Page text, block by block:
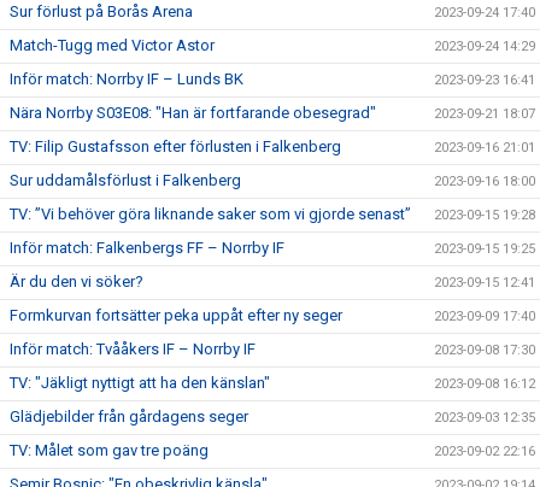
Sur förlust på Borås Arena 2023-09-24 17:40
Match-Tugg med Victor Astor 2023-09-24 14:29
Inför match: Norrby IF – Lunds BK 2023-09-23 16:41
Nära Norrby S03E08: "Han är fortfarande obesegrad" 2023-09-21 18:07
TV: Filip Gustafsson efter förlusten i Falkenberg 2023-09-16 21:01
Sur uddamålsförlust i Falkenberg 2023-09-16 18:00
TV: ”Vi behöver göra liknande saker som vi gjorde senast” 2023-09-15 19:28
Inför match: Falkenbergs FF – Norrby IF 2023-09-15 19:25
Är du den vi söker? 2023-09-15 12:41
Formkurvan fortsätter peka uppåt efter ny seger 2023-09-09 17:40
Inför match: Tvååkers IF – Norrby IF 2023-09-08 17:30
TV: "Jäkligt nyttigt att ha den känslan" 2023-09-08 16:12
Glädjebilder från gårdagens seger 2023-09-03 12:35
TV: Målet som gav tre poäng 2023-09-02 22:16